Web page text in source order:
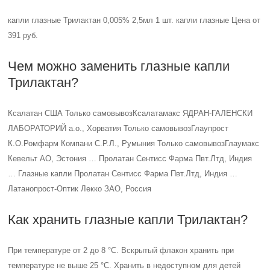
капли глазные Трилактан 0,005% 2,5мл 1 шт. капли глазные Цена от
391 руб.
Чем можно заменить глазные капли
Трилактан?
Ксалатан США Только самовывозКсалатамакс ЯДРАН-ГАЛЕНСКИ
ЛАБОРАТОРИЙ а.о., Хорватия Только самовывозГлаупрост
К.О.Ромфарм Компани С.Р.Л., Румыния Только самовывозГлаумакс
Кевельт АО, Эстония … Пролатан Сентисс Фарма Пвт.Лтд, Индия
… Глазные капли Пролатан Сентисс Фарма Пвт.Лтд, Индия …
Латанопрост-Оптик Лекко ЗАО, Россия
Как хранить глазные капли Трилактан?
При температуре от 2 до 8 °С. Вскрытый флакон хранить при
температуре не выше 25 °С. Хранить в недоступном для детей